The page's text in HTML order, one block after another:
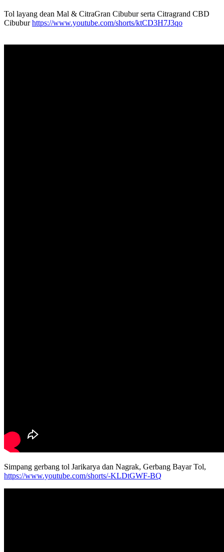
Tol layang dean Mal & CitraGran Cibubur serta Citragrand CBD
Cibuburhttps://www.youtube.com/shorts/ktCD3H7J3qo
Simpang gerbang tol Jarikarya dan Nagrak, Gerbang Bayar Tol,
https://www.youtube.com/shorts/-KLDtGWF-BQ